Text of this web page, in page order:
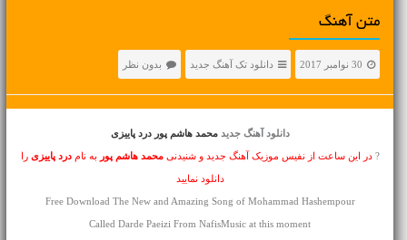
متن آهنگ
30 نوامبر 2017 دانلود تک آهنگ جدید بدون نظر
دانلود آهنگ جدید محمد هاشم پور درد پاییزی
?در این ساعت از نفیس موزیک آهنگ جدید و شنیدنیمحمد هاشم پور به نامدرد پاییزی را
دانلود نمایید
Free Download The New and Amazing Song of Mohammad Hashempour
Called Darde Paeizi From NafisMusic at this moment